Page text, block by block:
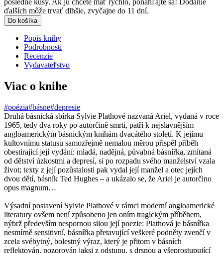
posledné kusy. Ak ju chcete mať rýchlo, ponáhľajte sa! Dodanie
ďalších môže trvať dlhšie, zvyčajne do 11 dní.
Do košíka
Popis knihy
Podrobnosti
Recenzie
Vydavateľstvo
Viac o knihe
#poézia#básne#depresie
Druhá básnická sbírka Sylvie Plathové nazvaná Ariel, vydaná v roce
1965, tedy dva roky po autorčině smrti, patří k nejslavnějším
angloamerickým básnickým knihám dvacátého století. K jejímu
kultovnímu statusu samozřejmě nemalou měrou přispěl příběh
obestírající její vydání: mladá, nadějná, půvabná básnířka, zmítaná
od dětství úzkostmi a depresí, si po rozpadu svého manželství vzala
život; texty z její pozůstalosti pak vydal její manžel a otec jejích
dvou dětí, básník Ted Hughes – a ukázalo se, že Ariel je autorčino
opus magnum…
Výsadní postavení Sylvie Plathové v rámci moderní angloamerické
literatury ovšem není způsobeno jen oním tragickým příběhem,
nýbrž především nespornou silou její poezie: Plathová je básnířka
nesmírně sensitivní, básnířka přetavující veškeré podněty zvenčí v
zcela svébytný, bolestný výraz, který je přitom v básních
reflektován, pozorován jaksi z odstupu, s drsnou a všeprostupující